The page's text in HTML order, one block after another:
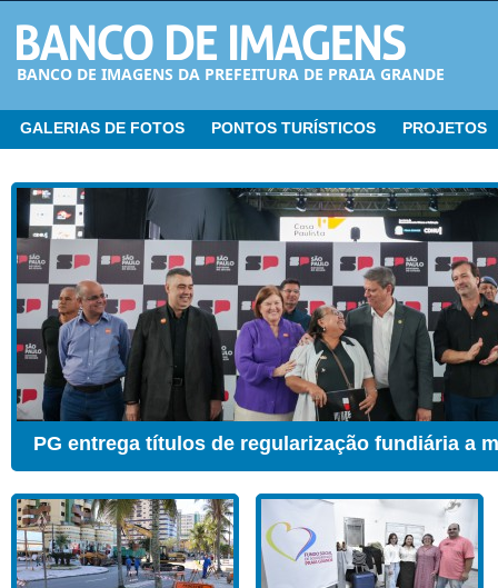
BANCO DE IMAGENS DA PREFEITURA DE PRAIA GRANDE
GALERIAS DE FOTOS PONTOS TURÍSTICOS PROJETOS
CER ganha Sala de Estimulação Sensorial